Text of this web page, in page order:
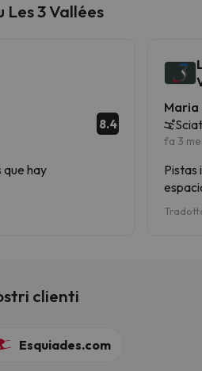
Les 3 Vallées
8.4
que hay
Maria
fa 3
Pistas
clienti
Esquiades.com